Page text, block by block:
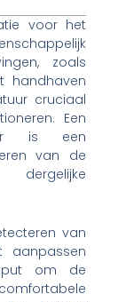
voor het
zoals
handhaven
cruciaal
Een
is een
van de
van
aanpassen
om de